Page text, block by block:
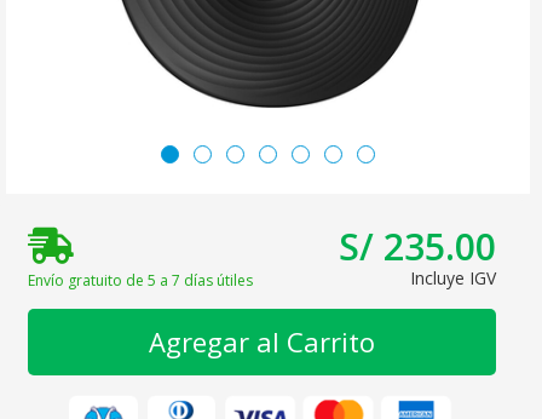
Envío gratuito de 5 a 7 días útiles
S/ 235.00
Incluye IGV
Agregar al Carrito